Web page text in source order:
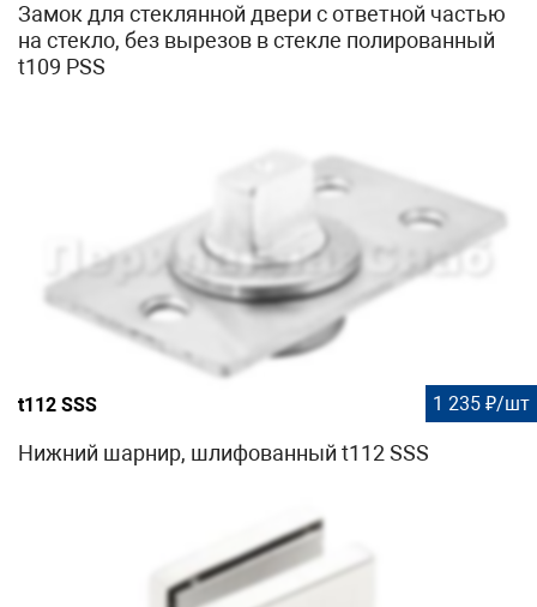
Замок для стеклянной двери с ответной частью
на стекло, без вырезов в стекле полированный
t109 PSS
t112 SSS 1 235 ₽/шт
Нижний шарнир, шлифованный t112 SSS